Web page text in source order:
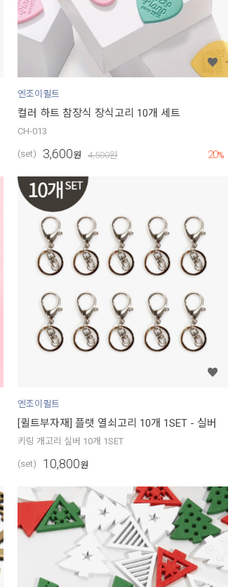
엔조이퀼트
컬러 하트 참장식 장식고리 10개 세트
CH-013
(set) 3,600원 4,500원 20%
엔조이퀼트
[퀼트부자재] 플랫 열쇠고리 10개 1SET - 실버
키링 개고리 실버 10개 1SET
(set) 10,800원